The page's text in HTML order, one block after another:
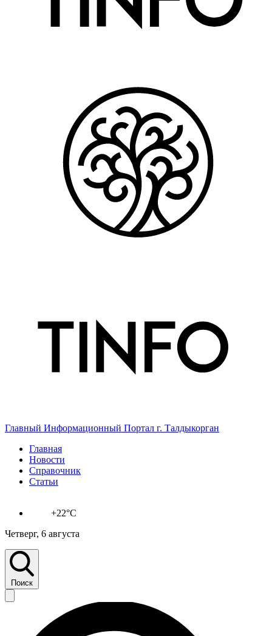
Главный Информационный Портал г. Талдыкорган
Главная
Новости
Справочник
Статьи
+22°C
Четверг, 6 августа
Поиск